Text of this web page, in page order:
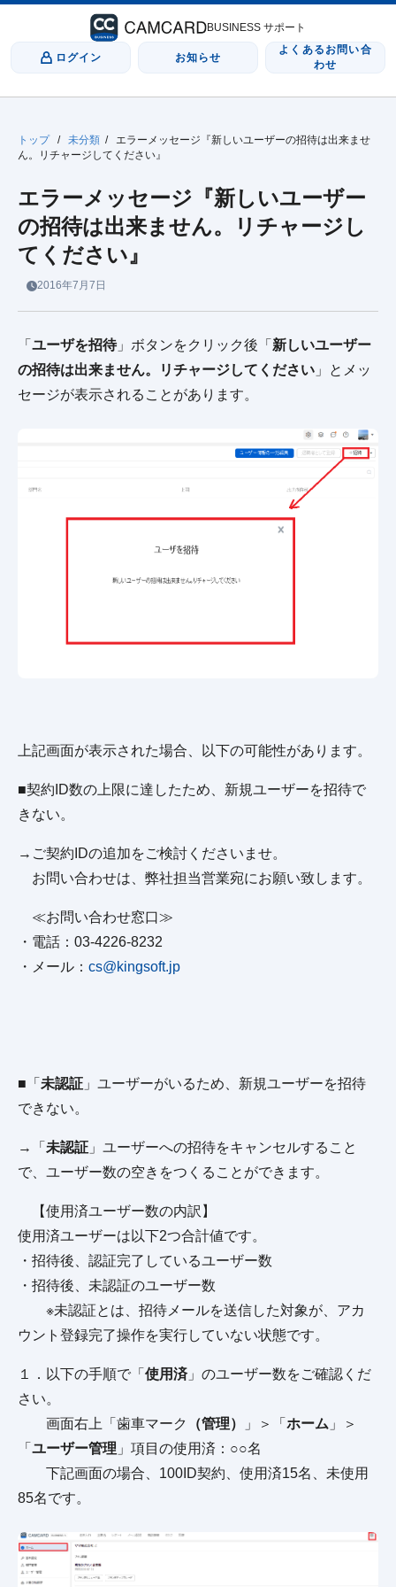
BUSINESS サポート
ログイン お知らせ
よくあるお問い合
わせ
トップ / 未分類 /
エラーメッセージ『新しいユーザーの招待は出来ませ
ん。リチャージしてください』
エラーメッセージ『新しいユーザー
の招待は出来ません。リチャージし
てください』
2016年7月7日
「 ユーザを招待」ボタンをクリック後「 新しいユーザー
の招待は出来ません。リチャージしてください 」とメッ
セージが表示されることがあります。
上記画面が表示された場合、以下の可能性があります。
■契約ID数の上限に達したため、新規ユーザーを招待で
きない。
→ご契約IDの追加をご検討くださいませ。
お問い合わせは、弊社担当営業宛にお願い致します。
≪お問い合わせ窓口≫
・電話：03‐4226‐8232
・メール： cs@kingsoft.jp
■「 未認証 」ユーザーがいるため、新規ユーザーを招待
できない。
→「 未認証 」ユーザーへの招待をキャンセルすること
で、ユーザー数の空きをつくることができます。
【使用済ユーザー数の内訳】
使用済ユーザーは以下2つ合計値です。
・招待後、認証完了しているユーザー数
・招待後、未認証のユーザー数
※未認証とは、招待メールを送信した対象が、アカ
ウント登録完了操作を実行していない状態です。
１．以下の手順で「 使用済」のユーザー数をご確認くだ
さい。
画面右上「歯車マーク
（管理） 」＞「 ホーム 」＞
「 ユーザー管理 」項目の使用済：○○名
下記画面の場合、100ID契約、使用済15名、未使用
85名です。